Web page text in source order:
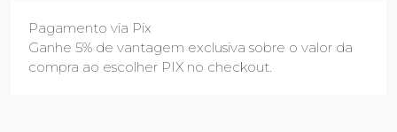
Pagamento via Pix
Ganhe 5% de vantagem exclusiva sobre o valor da
compra ao escolher PIX no checkout.